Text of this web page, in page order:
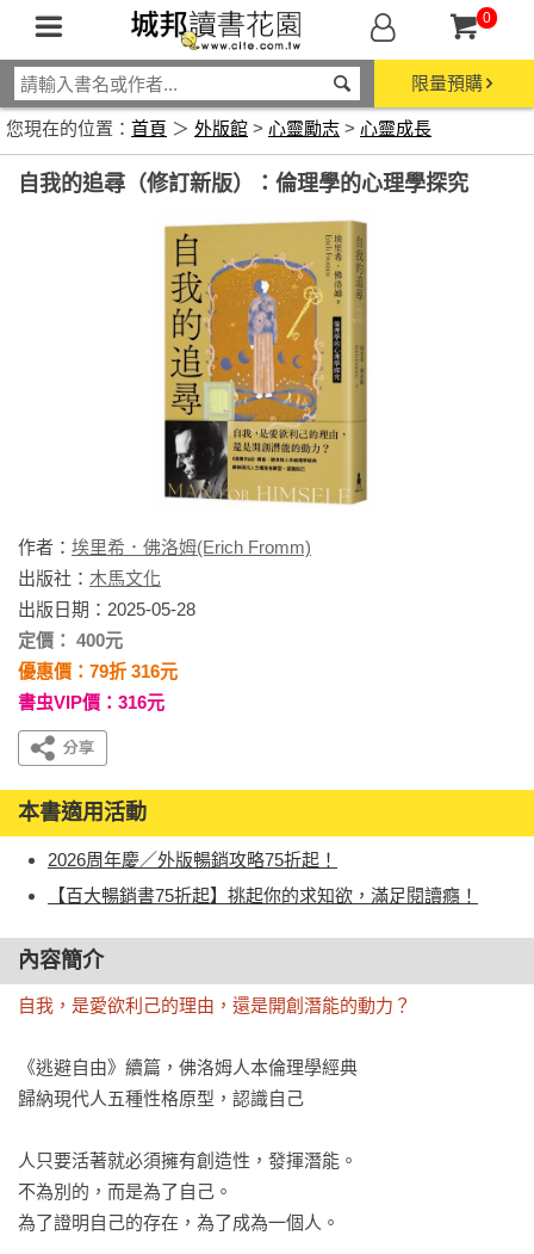
0
限量預購
您現在的位置： 首頁 ＞ 外版館 > 心靈勵志 > 心靈成長
自我的追尋（修訂新版）：倫理學的心理學探究
作者： 埃里希．佛洛姆(Erich Fromm)
出版社： 木馬文化
出版日期：2025-05-28
定價： 400元
優惠價：79折 316元
書虫VIP價：316元
本書適用活動
2026周年慶／外版暢銷攻略75折起！
【百大暢銷書75折起】挑起你的求知欲，滿足閱讀癮！
內容簡介
自我，是愛欲利己的理由，還是開創潛能的動力？
《逃避自由》續篇，佛洛姆人本倫理學經典
歸納現代人五種性格原型，認識自己
人只要活著就必須擁有創造性，發揮潛能。
不為別的，而是為了自己。
為了證明自己的存在，為了成為一個人。